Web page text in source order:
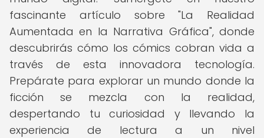
fascinante artículo sobre "La Realidad
Aumentada en la Narrativa Gráfica", donde
descubrirás cómo los cómics cobran vida a
través de esta innovadora tecnología.
Prepárate para explorar un mundo donde la
ficción se mezcla con la realidad,
despertando tu curiosidad y llevando la
experiencia de lectura a un nivel